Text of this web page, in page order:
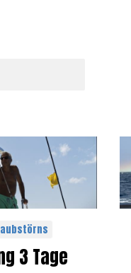
in den
um die
3 Tage